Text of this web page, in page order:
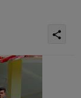
share